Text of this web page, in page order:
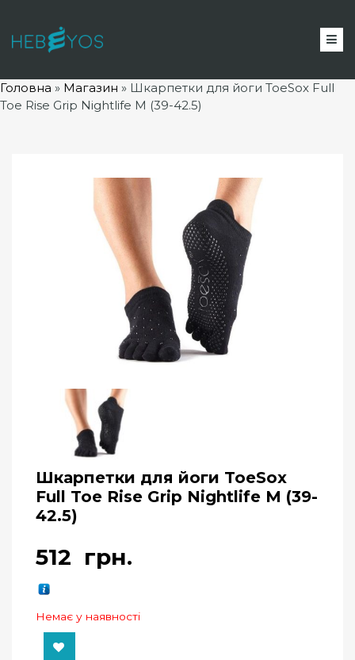
Головна » Магазин » Шкарпетки для йоги ToeSox Full
Toe Rise Grip Nightlife M (39-42.5)
Шкарпетки для йоги ToeSox
Full Toe Rise Grip Nightlife M (39-
42.5)
512 грн.
Немає у наявності